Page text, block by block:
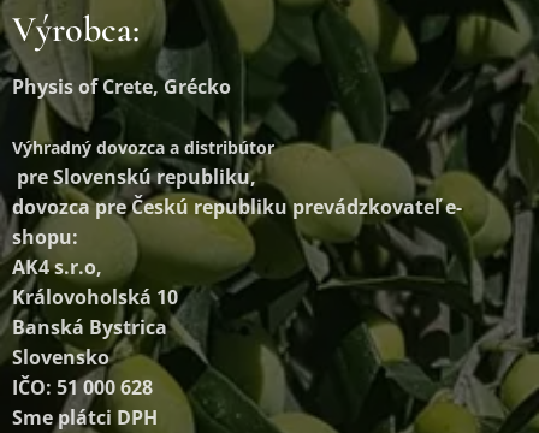
Výrobca:
Physis of Crete, Grécko
Výhradný dovozca a distribútor
pre Slovenskú republiku,
dovozca pre Českú republiku prevádzkovateľ e-
shopu:
AK4 s.r.o,
Královoholská 10
Banská Bystrica
Slovensko
IČO: 51 000 628
Sme plátci DPH